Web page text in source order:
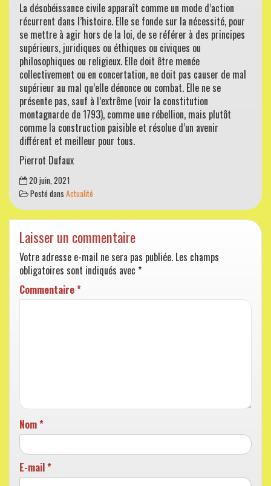
La désobéissance civile apparaît comme un mode d’action
récurrent dans l’histoire. Elle se fonde sur la nécessité, pour
se mettre à agir hors de la loi, de se référer à des principes
supérieurs, juridiques ou éthiques ou civiques ou
philosophiques ou religieux. Elle doit être menée
collectivement ou en concertation, ne doit pas causer de mal
supérieur au mal qu’elle dénonce ou combat. Elle ne se
présente pas, sauf à l’extrême (voir la constitution
montagnarde de 1793), comme une rébellion, mais plutôt
comme la construction paisible et résolue d’un avenir
différent et meilleur pour tous.
Pierrot Dufaux
20 juin, 2021
Posté dans Actualité
Laisser un commentaire
Votre adresse e-mail ne sera pas publiée. Les champs
obligatoires sont indiqués avec *
Commentaire*
Nom*
E-mail*